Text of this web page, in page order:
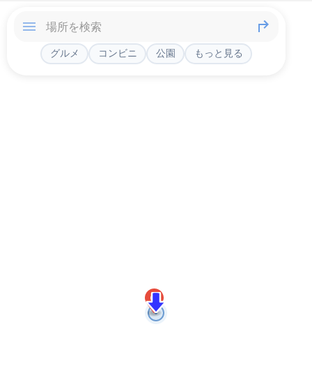
グルメ コンビニ 公園 もっと見る